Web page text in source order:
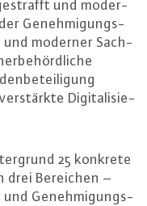
und mo­der­
Ge­neh­mi­gungs­
und moderner Sach­
Di­gi­ta­li­sie­
25 konkrete
drei Bereichen –
und Ge­neh­mi­gungs­